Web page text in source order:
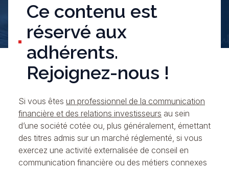
Ce contenu est
réservé aux
adhérents.
Rejoignez-nous !
Si vous êtes un professionnel de la communication
financière et des relations investisseurs au sein
d’une société cotée ou, plus généralement, émettant
des titres admis sur un marché réglementé, si vous
exercez une activité externalisée de conseil en
communication financière ou des métiers connexes